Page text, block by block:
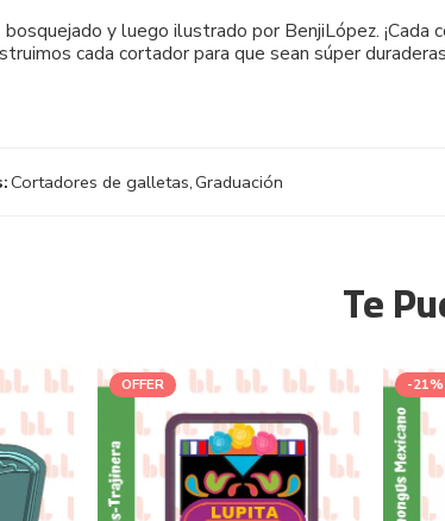
bosquejado y luego ilustrado por BenjiLópez.
cada cortador para que sean súper
Cortadores de galletas,Graduación
Te
OFFER -21%